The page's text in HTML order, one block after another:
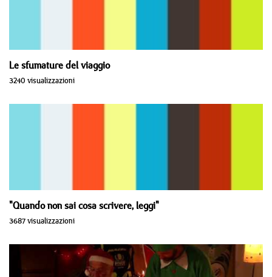
Le sfumature del viaggio
3240 visualizzazioni
"Quando non sai cosa scrivere, leggi"
3687 visualizzazioni